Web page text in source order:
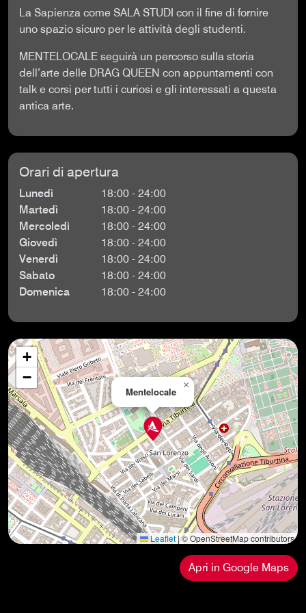
La Sapienza come SALA STUDI con il fine di fornire
uno spazio sicuro per le attività degli studenti.
MENTELOCALE seguirà un percorso sulla storia
dell’arte delle DRAG QUEEN con appuntamenti con
talk e corsi per tutti i curiosi e gli interessati a questa
antica arte.
Orari di apertura
Lunedì
18:00 - 24:00
Martedì
18:00 - 24:00
Mercoledì
18:00 - 24:00
Giovedì
18:00 - 24:00
Venerdì
18:00 - 24:00
Sabato
18:00 - 24:00
Domenica
18:00 - 24:00
Mentelocale
×
+
−
Leaflet|© OpenStreetMap contributors
Apri in Google Maps